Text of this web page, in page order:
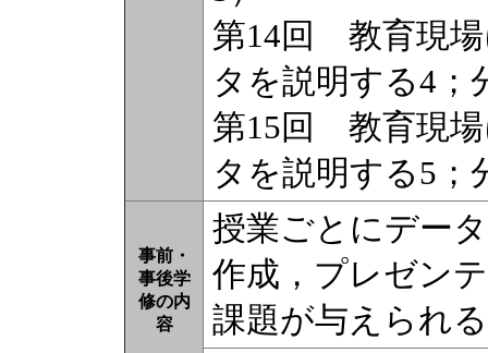
第14回 教育現場
タを説明する4；
第15回 教育現場
タを説明する5
事前・
事後学
修の内
容
授業ごとにデー
作成，プレゼン
課題が与えられ